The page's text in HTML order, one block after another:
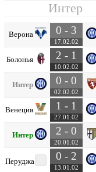
Интер
Верона 0 - 3
17.02.02
Болонья 2 - 1
10.02.02
Интер 0 - 0
02.02.02
Венеция 1 - 1
27.01.02
Интер 2 - 0
20.01.02
Перуджа 0 - 2
13.01.02